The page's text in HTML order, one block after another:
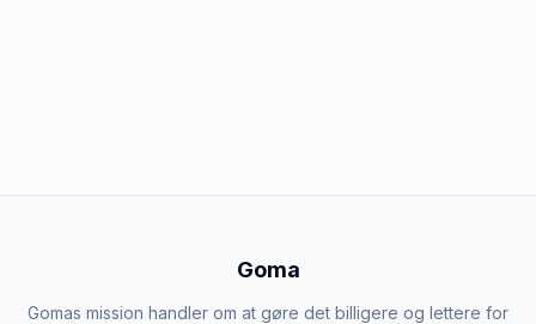
Goma
Gomas mission handler om at gøre det billigere og lettere for